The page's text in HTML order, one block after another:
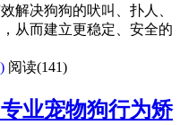
解决狗狗的吠叫、扑人、
从而建立更稳定、安全的
阅读(141)
业宠物狗行为矫